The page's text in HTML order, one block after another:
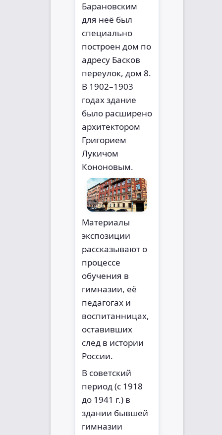
Барановским
для неё был
специально
построен дом по
адресу Басков
переулок, дом 8.
В 1902–1903
годах здание
было расширено
архитектором
Григорием
Лукичом
Кононовым.
Материалы
экспозиции
рассказывают о
процессе
обучения в
гимназии, её
педагогах и
воспитанницах,
оставивших
след в истории
России.
В советский
период (с 1918
до 1941 г.) в
здании бывшей
гимназии